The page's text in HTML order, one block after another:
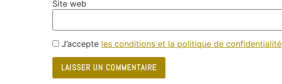
Site web
J’accepte les conditions et la politique de confidentialité